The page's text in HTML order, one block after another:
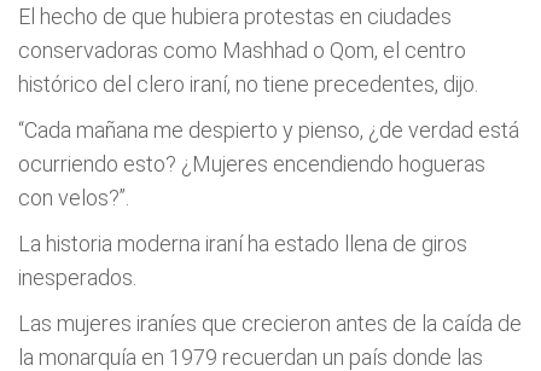
El hecho de que hubiera protestas en ciudades
conservadoras como Mashhad o Qom, el centro
histórico del clero iraní, no tiene precedentes, dijo.
“Cada mañana me despierto y pienso, ¿de verdad está
ocurriendo esto? ¿Mujeres encendiendo hogueras
con velos?”.
La historia moderna iraní ha estado llena de giros
inesperados.
Las mujeres iraníes que crecieron antes de la caída de
la monarquía en 1979 recuerdan un país donde las